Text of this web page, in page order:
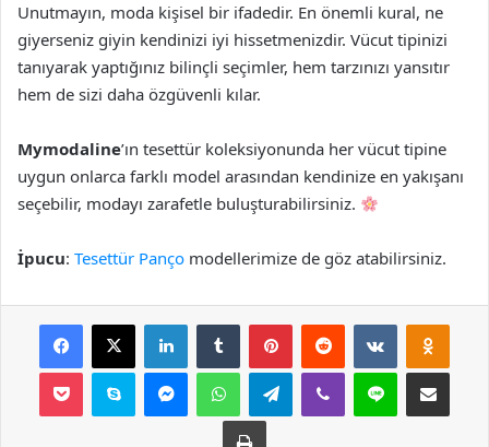
Unutmayın, moda kişisel bir ifadedir. En önemli kural, ne
giyerseniz giyin kendinizi iyi hissetmenizdir. Vücut tipinizi
tanıyarak yaptığınız bilinçli seçimler, hem tarzınızı yansıtır
hem de sizi daha özgüvenli kılar.
Mymodaline’ın tesettür koleksiyonunda her vücut tipine
uygun onlarca farklı model arasından kendinize en yakışanı
seçebilir, modayı zarafetle buluşturabilirsiniz.
İpucu: Tesettür Panço modellerimize de göz atabilirsiniz.
Facebook
X LinkedInTumblr PinterestReddit VKontakte
Pocket Skype MessengerWhatsAppTelegramViber Line E-Posta ile
Yazdır